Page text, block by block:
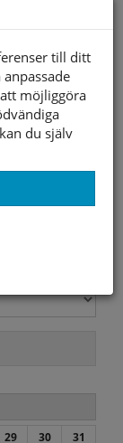
så
vi skickar
29 30
31
till ditt
möjliggöra
du själv